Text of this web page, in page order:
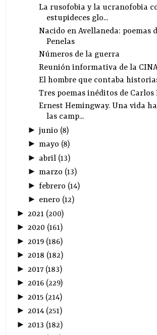
La rusofobia y la ucranofobia
estupideces glo...
Nacido en Avellaneda: poemas
Penelas
Números de la guerra
Reunión informativa de la
El hombre que contaba
Tres poemas inéditos de Carlos
Ernest Hemingway. Una vida
las camp...
► junio (8)
► mayo (8)
► abril(13)
► marzo (13)
► febrero (14)
► enero (12)
► 2021 (200)
►2020 (161)
► 2019 (186)
►2018 (182)
► 2017(183)
►2016 (229)
► 2015 (214)
►2014 (251)
► 2013 (182)